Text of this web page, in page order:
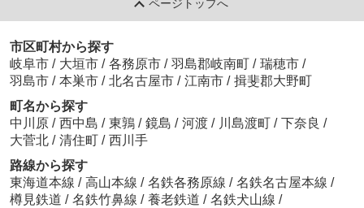
ページトップへ
市区町村から探す
岐阜市 / 大垣市 / 各務原市 / 羽島郡岐南町 / 瑞穂市 /
羽島市 / 本巣市 / 北名古屋市 / 江南市 / 揖斐郡大野町
町名から探す
中川原 / 西中島 / 東鶉 / 鏡島 / 河渡 / 川島渡町 / 下奈良 /
大菅北 / 清住町 / 西川手
路線から探す
東海道本線 / 高山本線 / 名鉄各務原線 / 名鉄名古屋本線 /
樽見鉄道 / 名鉄竹鼻線 / 養老鉄道 / 名鉄犬山線 /